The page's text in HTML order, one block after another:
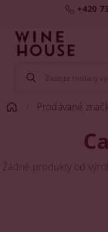
+420
Prodávané
Žádné produkty od